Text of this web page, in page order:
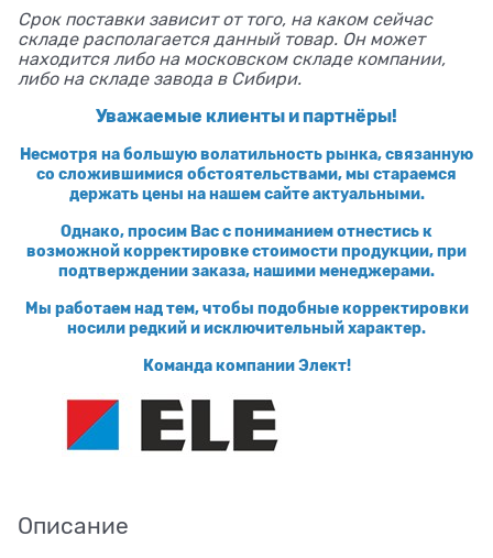
Срок поставки зависит от того, на каком сейчас
складе располагается данный товар. Он может
находится либо на московском складе компании,
либо на складе завода в Сибири.
Уважаемые клиенты и партнёры!
Несмотря на большую волатильность рынка, связанную
со сложившимися обстоятельствами, мы стараемся
держать цены на нашем сайте актуальными.
Однако, просим Вас с пониманием отнестись к
возможной корректировке стоимости продукции, при
подтверждении заказа, нашими менеджерами.
Мы работаем над тем, чтобы подобные корректировки
носили редкий и исключительный характер.
Команда компании Элект!
Описание